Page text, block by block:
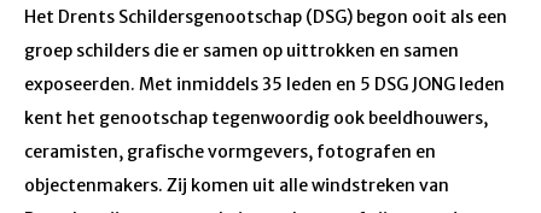
Het Drents Schildersgenootschap (DSG) begon ooit als een
groep schilders die er samen op uittrokken en samen
exposeerden. Met inmiddels 35 leden en 5 DSG JONG leden
kent het genootschap tegenwoordig ook beeldhouwers,
ceramisten, grafische vormgevers, fotografen en
objectenmakers. Zij komen uit alle windstreken van